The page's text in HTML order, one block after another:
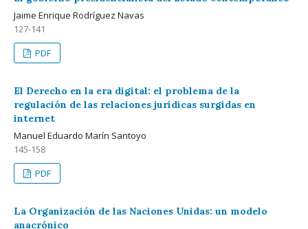
Jaime Enrique Rodríguez Navas
127-141
PDF
El Derecho en la era digital: el problema de la
regulación de las relaciones jurídicas surgidas en
internet
Manuel Eduardo Marín Santoyo
145-158
PDF
La Organización de las Naciones Unidas: un modelo
anacrónico